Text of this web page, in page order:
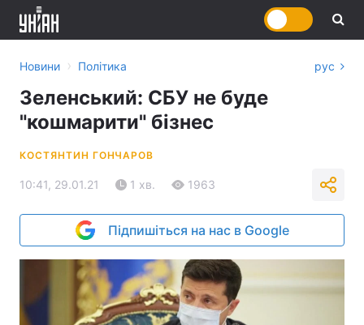
Новини › Політика рус
Зеленський: СБУ не буде
"кошмарити" бізнес
КОСТЯНТИН ГОНЧАРОВ
10:41, 29.01.21 1 хв. 1963
Підпишіться на нас в Google